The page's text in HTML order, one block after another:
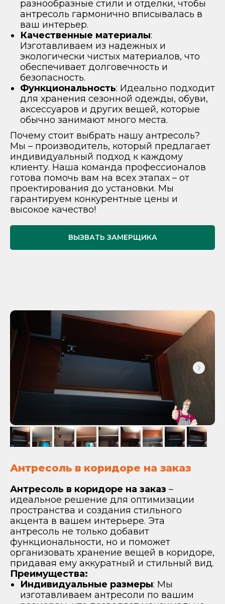
разнообразные стили и отделки, чтобы
антресоль гармонично вписывалась в
ваш интерьер.
Качественные материалы:
Изготавливаем из надежных и
экологически чистых материалов, что
обеспечивает долговечность и
безопасность.
Функциональность: Идеально подходит
для хранения сезонной одежды, обуви,
аксессуаров и других вещей, которые
обычно занимают много места.
Почему стоит выбрать нашу антресоль?
Мы – производитель, который предлагает
индивидуальный подход к каждому
клиенту. Наша команда профессионалов
готова помочь вам на всех этапах – от
проектирования до установки. Мы
гарантируем конкурентные цены и
высокое качество!
ВЫЗВАТЬ ЗАМЕРЩИКА
Антресоль в коридоре на заказ
Антресоль в коридоре на заказ –
идеальное решение для оптимизации
пространства и создания стильного
акцента в вашем интерьере. Эта
антресоль не только добавит
функциональности, но и поможет
организовать хранение вещей в коридоре,
придавая ему аккуратный и стильный вид.
Преимущества:
Индивидуальные размеры: Мы
изготавливаем антресоли по вашим